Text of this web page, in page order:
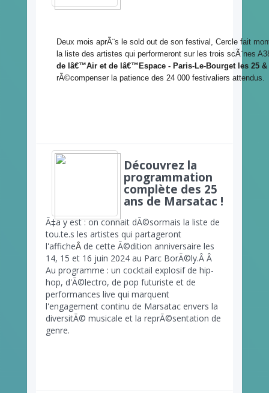
Deux mois aprÃ¨s le sold out de son festival, Cercle fait
la liste des artistes qui performeront sur les trois scÃ¨nes
de lâ€™Air et de lâ€™Espace - Paris-Le-Bourget les 25 &
rÃ©compenser la patience des 24 000 festivaliers attendus.
Découvrez la
programmation
complète des 25
ans de Marsatac !
Ã‡a y est : on connait dÃ©sormais la liste de
tou.te.s les artistes qui partageront
l'afficheÂ de cette Ã©dition anniversaire les
14, 15 et 16 juin 2024 au Parc BorÃ©ly.Â Â
Au programme : un cocktail explosif de hip-
hop, d'Ã©lectro, de pop futuriste et de
performances live qui marquent
l'engagement continu de Marsatac envers la
diversitÃ© musicale et la reprÃ©sentation de
genre.